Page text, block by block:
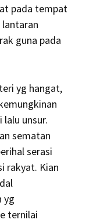
pada tempat
guna pada
yg hangat,
unsur.
sematan
serasi
rakyat. Kian
yg
ternilai